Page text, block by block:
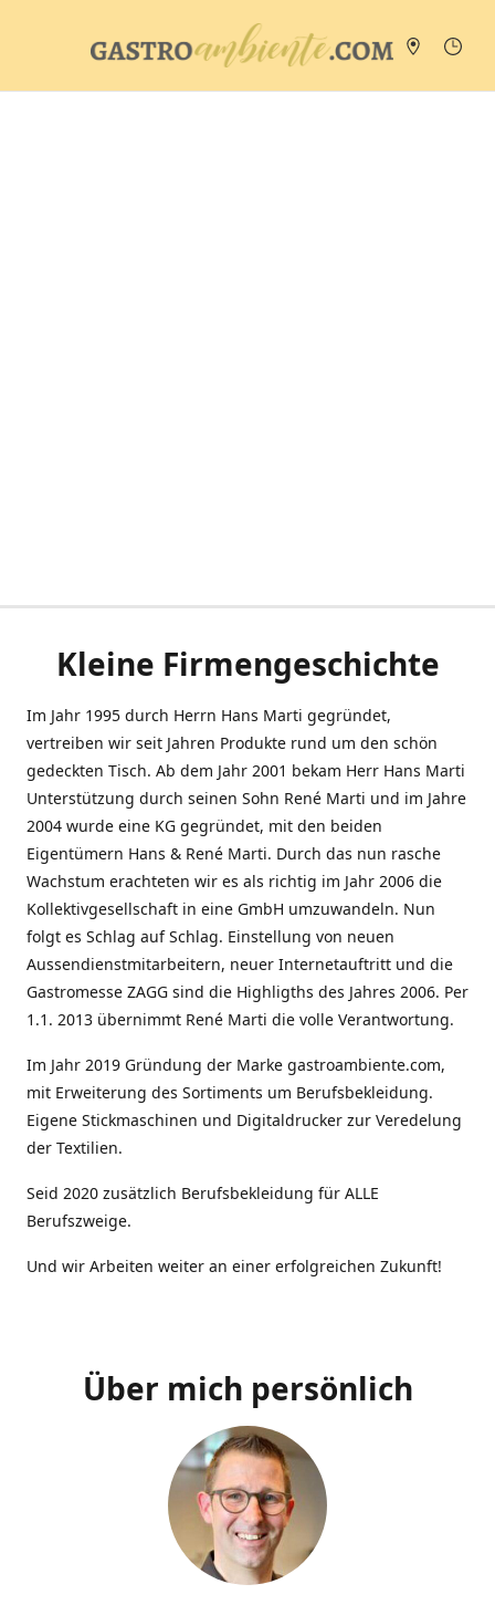
Kleine Firmengeschichte
Im Jahr 1995 durch Herrn Hans Marti gegründet,
vertreiben wir seit Jahren Produkte rund um den schön
gedeckten Tisch. Ab dem Jahr 2001 bekam Herr Hans Marti
Unterstützung durch seinen Sohn René Marti und im Jahre
2004 wurde eine KG gegründet, mit den beiden
Eigentümern Hans & René Marti. Durch das nun rasche
Wachstum erachteten wir es als richtig im Jahr 2006 die
Kollektivgesellschaft in eine GmbH umzuwandeln. Nun
folgt es Schlag auf Schlag. Einstellung von neuen
Aussendienstmitarbeitern, neuer Internetauftritt und die
Gastromesse ZAGG sind die Highligths des Jahres 2006. Per
1.1. 2013 übernimmt René Marti die volle Verantwortung.
Im Jahr 2019 Gründung der Marke gastroambiente.com,
mit Erweiterung des Sortiments um Berufsbekleidung.
Eigene Stickmaschinen und Digitaldrucker zur Veredelung
der Textilien.
Seid 2020 zusätzlich Berufsbekleidung für ALLE
Berufszweige.
Und wir Arbeiten weiter an einer erfolgreichen Zukunft!
Über mich persönlich